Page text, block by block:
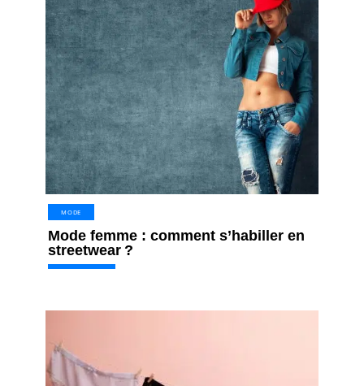
MODE
Mode femme : comment s’habiller en
streetwear ?